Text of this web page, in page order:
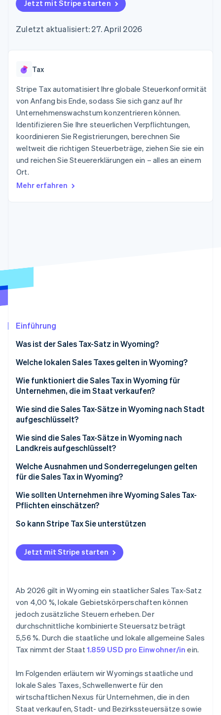
Zugriff auf mehr als
Terminal
Optimierung der
Autorisierungsraten
Link
Beschleunigter
Bezahlvorgang
Financial
Connections
Verbundene
Finanzdaten
Data Pipeline
Datensynchronisierung
Mehr
Product roadmap
Identity
Erfahren Sie, wie Stripe Lösungen für die
Geldmanagement
SaaS
KI-Unternehmen
Creator Economy
Gaming
Bewirtung, Reisen und
Freizeit
Versicherungen
Medien und
Unterhaltung
Gemeinnützige
Organisationen
Öffentlicher Sektor
Marktplatz auf
Abonnementverwaltung
nutzungsbasierte
geht´s
Bereitstellung und
Verwaltung von
Diensten mit Agenten
Ressourcen
Code-Beispiele
API-Status
Produkt-Roadmap
Karriere
Stripe Press
Kontakt
Sales-Team
kontaktieren
Partner werden
Jetzt mit Stripe starten
Zuletzt aktualisiert: 27. April 2026
Tax
Stripe Tax automatisiert Ihre globale Steuerkonformität
von Anfang bis Ende, sodass Sie sich ganz auf Ihr
Unternehmenswachstum konzentrieren können.
Identifizieren Sie Ihre steuerlichen Verpflichtungen,
koordinieren Sie Registrierungen, berechnen Sie
weltweit die richtigen Steuerbeträge, ziehen Sie sie ein
und reichen Sie Steuererklärungen ein – alles an einem
Ort.
Mehr erfahren
Einführung
Was ist der Sales Tax-Satz in Wyoming?
So berechnen Sie die Sales Tax in Wyoming
Welche lokalen Sales Taxes gelten in Wyoming?
Wie funktioniert die Sales Tax in Wyoming für
Unternehmen, die im Staat verkaufen?
Wie sind die Sales Tax-Sätze in Wyoming nach Stadt
aufgeschlüsselt?
Wie sind die Sales Tax-Sätze in Wyoming nach
Landkreis aufgeschlüsselt?
Welche Ausnahmen und Sonderregelungen gelten
für die Sales Tax in Wyoming?
Wie sollten Unternehmen ihre Wyoming Sales Tax-
Pflichten einschätzen?
So kann Stripe Tax Sie unterstützen
Jetzt mit Stripe starten
Ab 2026 gilt in Wyoming ein staatlicher Sales Tax-Satz
von 4,00 %, lokale Gebietskörperschaften können
jedoch zusätzliche Steuern erheben. Der
durchschnittliche kombinierte Steuersatz beträgt
5,56 %. Durch die staatliche und lokale allgemeine Sales
Tax nimmt der Staat1.859 USD pro Einwohner/in ein.
Im Folgenden erläutern wir Wyomings staatliche und
lokale Sales Taxes, Schwellenwerte für den
wirtschaftlichen Nexus für Unternehmen, die in den
Staat verkaufen, Stadt- und Bezirkssteuersätze sowie